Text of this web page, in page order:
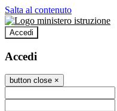
Salta al contenuto
Accedi
Accedi
button close ×